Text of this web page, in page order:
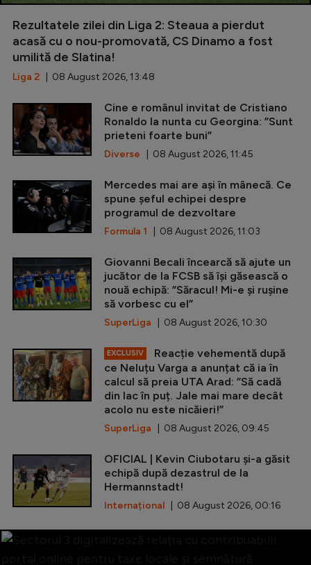
Rezultatele zilei din Liga 2: Steaua a pierdut
acasă cu o nou-promovată, CS Dinamo a fost
umilită de Slatina!
Liga 2 | 08 August 2026, 13:48
Cine e românul invitat de Cristiano
Ronaldo la nunta cu Georgina: ”Sunt
prieteni foarte buni”
Diverse | 08 August 2026, 11:45
Mercedes mai are ași în mânecă. Ce
spune șeful echipei despre
programul de dezvoltare
Formula 1 | 08 August 2026, 11:03
Giovanni Becali încearcă să ajute un
jucător de la FCSB să își găsească o
nouă echipă: ”Săracul! Mi-e și rușine
să vorbesc cu el”
SuperLiga | 08 August 2026, 10:30
EXCLUSIV
Reacție vehementă după
ce Neluțu Varga a anunțat că ia în
calcul să preia UTA Arad: ”Să cadă
din lac în puț. Jale mai mare decât
acolo nu este nicăieri!”
SuperLiga | 08 August 2026, 09:45
OFICIAL | Kevin Ciubotaru și-a găsit
echipă după dezastrul de la
Hermannstadt!
Internațional | 08 August 2026, 00:16